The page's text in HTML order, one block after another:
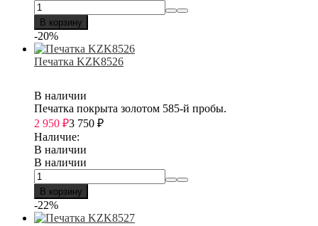
В корзину
-20%
Печатка KZK8526
В наличии
Печатка покрыта золотом 585-й пробы.
2 950 ₽3 750 ₽
Наличие:
В наличии
В наличии
В корзину
-22%